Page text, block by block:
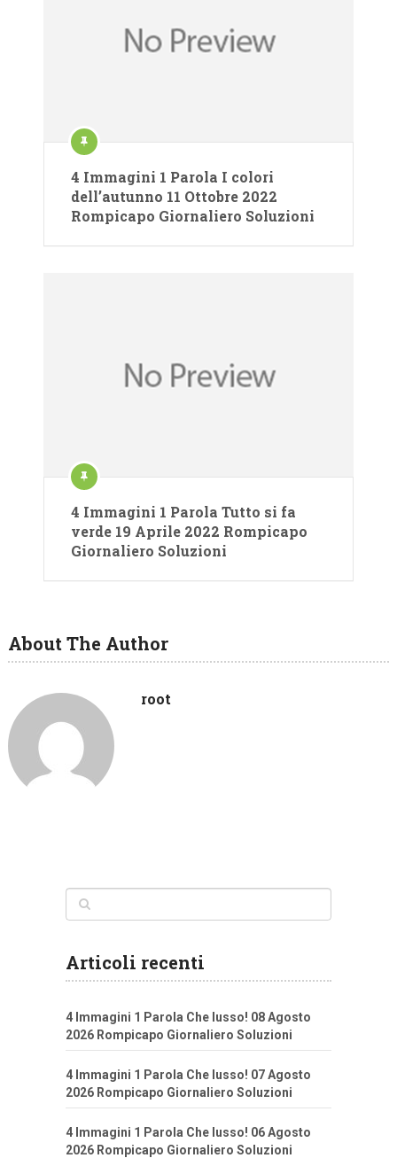
4 Immagini 1 Parola I colori
dell’autunno 11 Ottobre 2022
Rompicapo Giornaliero Soluzioni
4 Immagini 1 Parola Tutto si fa
verde 19 Aprile 2022 Rompicapo
Giornaliero Soluzioni
About The Author
root
Articoli recenti
4 Immagini 1 Parola Che lusso! 08 Agosto
2026 Rompicapo Giornaliero Soluzioni
4 Immagini 1 Parola Che lusso! 07 Agosto
2026 Rompicapo Giornaliero Soluzioni
4 Immagini 1 Parola Che lusso! 06 Agosto
2026 Rompicapo Giornaliero Soluzioni